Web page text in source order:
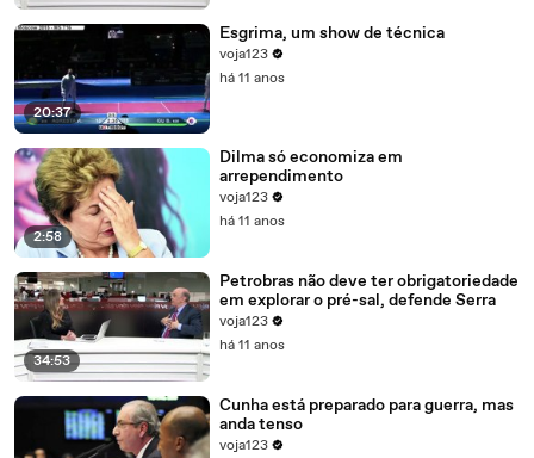
20:37
Esgrima, um show de técnica
voja123
há 11 anos
2:58
Dilma só economiza em
arrependimento
voja123
há 11 anos
34:53
Petrobras não deve ter obrigatoriedade
em explorar o pré-sal, defende Serra
voja123
há 11 anos
Cunha está preparado para guerra, mas
anda tenso
voja123